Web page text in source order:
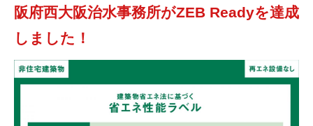
阪府西大阪治水事務所がZEB Readyを達成
しました！